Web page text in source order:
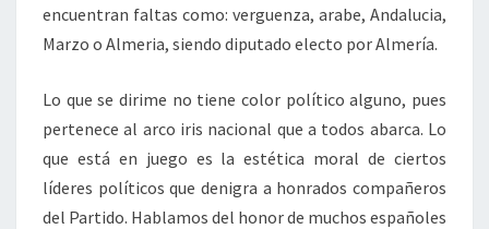
encuentran faltas como: verguenza, arabe, Andalucia,
Marzo o Almeria, siendo diputado electo por Almería.
Lo que se dirime no tiene color político alguno, pues
pertenece al arco iris nacional que a todos abarca. Lo
que está en juego es la estética moral de ciertos
líderes políticos que denigra a honrados compañeros
del Partido. Hablamos del honor de muchos españoles